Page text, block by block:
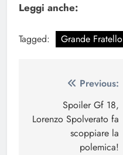
Leggi anche:
Tagged: Grande Fratello
Navigazione
articoli
Previous:
Spoiler Gf 18,
Lorenzo Spolverato fa
scoppiare la
polemica!